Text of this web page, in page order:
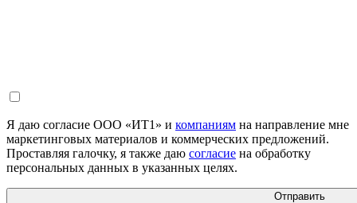
Я даю согласие ООО «ИТ1» и компаниям на направление мне
маркетинговых материалов и коммерческих предложений.
Проставляя галочку, я также даю согласие на обработку
персональных данных в указанных целях.
Отправить